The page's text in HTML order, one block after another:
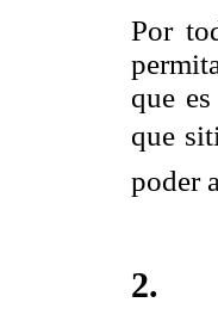
Por
que
que
poder
2.